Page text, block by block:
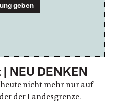
geben
NEU DENKEN
nicht mehr nur auf
der Landesgrenze.